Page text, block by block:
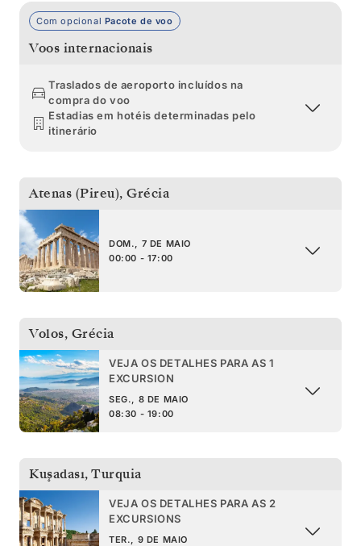
Com opcional Pacote de voo
Voos internacionais
Traslados de aeroporto incluídos na
compra do voo
Estadias em hotéis determinadas pelo
itinerário
Atenas (Pireu), Grécia
DOM., 7 DE MAIO
00:00 - 17:00
Volos, Grécia
VEJA OS DETALHES PARA AS 1
EXCURSION
SEG., 8 DE MAIO
08:30 - 19:00
Kuşadası,Turquia
VEJA OS DETALHES PARA AS 2
EXCURSIONS
TER., 9 DE MAIO